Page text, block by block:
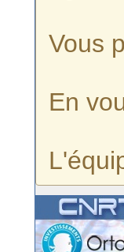
Vous
En